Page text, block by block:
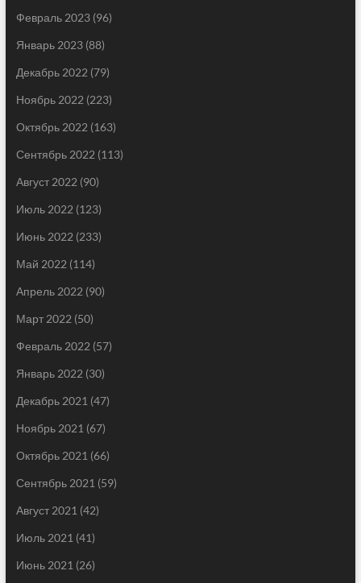
Февраль 2023(96)
Январь 2023(88)
Декабрь 2022 (79)
Ноябрь 2022 (223)
Октябрь 2022 (163)
Сентябрь 2022 (113)
Август 2022 (90)
Июль 2022 (123)
Июнь 2022 (233)
Май 2022 (114)
Апрель 2022 (90)
Март 2022 (50)
Февраль 2022 (57)
Январь 2022 (30)
Декабрь 2021 (47)
Ноябрь 2021 (67)
Октябрь 2021 (66)
Сентябрь 2021 (59)
Август 2021 (42)
Июль 2021 (41)
Июнь 2021 (26)